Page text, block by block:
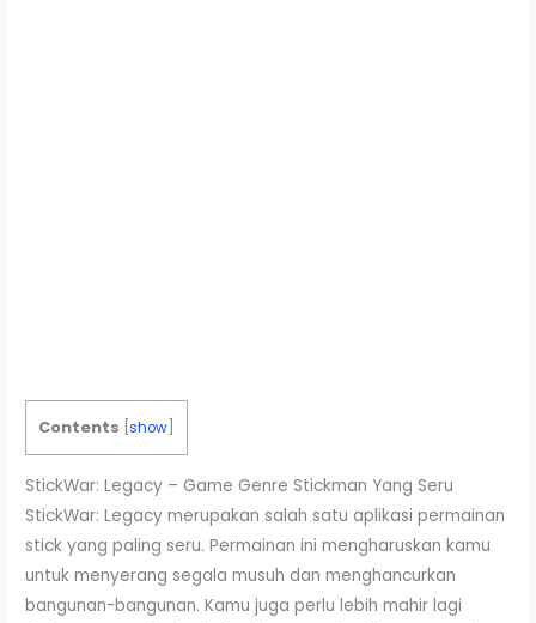
Contents [show
StickWar: Legacy – Game Genre Stickman Yang Seru
StickWar: Legacy merupakan salah satu aplikasi permainan
stick yang paling seru. Permainan ini mengharuskan kamu
untuk menyerang segala musuh dan menghancurkan
bangunan-bangunan. Kamu juga perlu lebih mahir lagi